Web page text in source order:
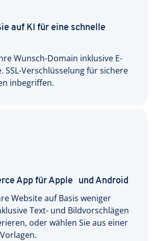
auf KI für eine schnelle
Wunsch-Domain inklusive E-
SSL-Verschlüsselung für sichere
inbegriffen.
App für Apple und Android
Website auf Basis weniger
Text- und Bildvorschlägen
oder wählen Sie aus einer